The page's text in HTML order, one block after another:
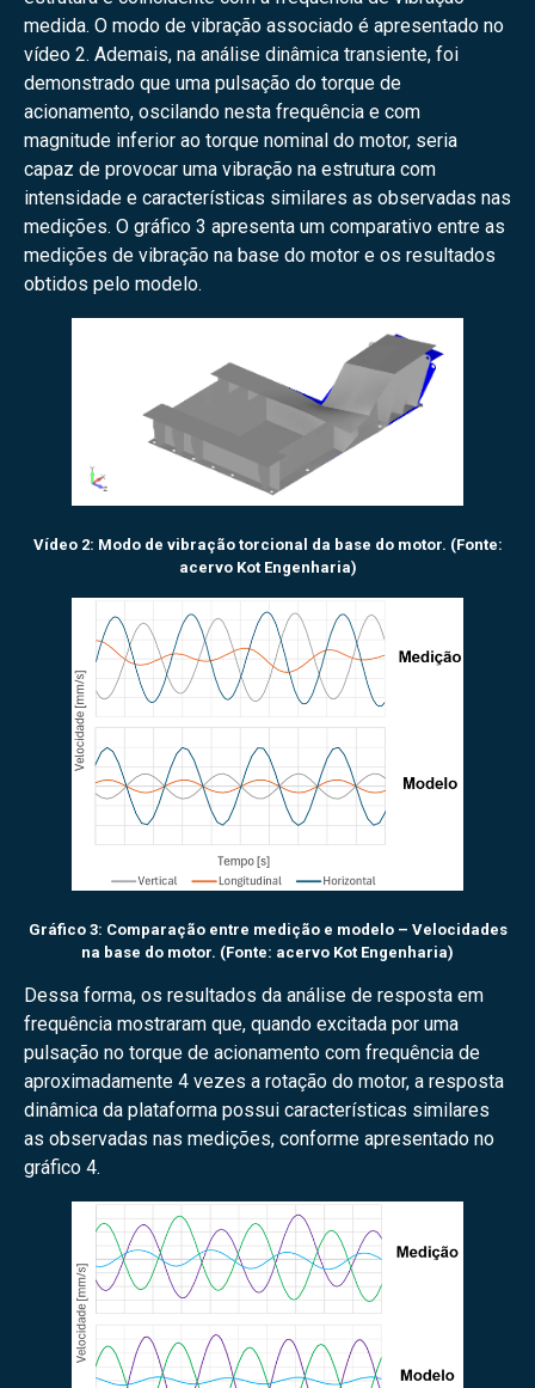
medida. O modo de vibração associado é apresentado no
vídeo 2. Ademais, na análise dinâmica transiente, foi
demonstrado que uma pulsação do torque de
acionamento, oscilando nesta frequência e com
magnitude inferior ao torque nominal do motor, seria
capaz de provocar uma vibração na estrutura com
intensidade e características similares as observadas nas
medições. O gráfico 3 apresenta um comparativo entre as
medições de vibração na base do motor e os resultados
obtidos pelo modelo.
Vídeo 2: Modo de vibração torcional da base do motor. (Fonte:
acervo Kot Engenharia)
Gráfico 3: Comparação entre medição e modelo – Velocidades
na base do motor. (Fonte: acervo Kot Engenharia)
Dessa forma, os resultados da análise de resposta em
frequência mostraram que, quando excitada por uma
pulsação no torque de acionamento com frequência de
aproximadamente 4 vezes a rotação do motor, a resposta
dinâmica da plataforma possui características similares
as observadas nas medições, conforme apresentado no
gráfico 4.